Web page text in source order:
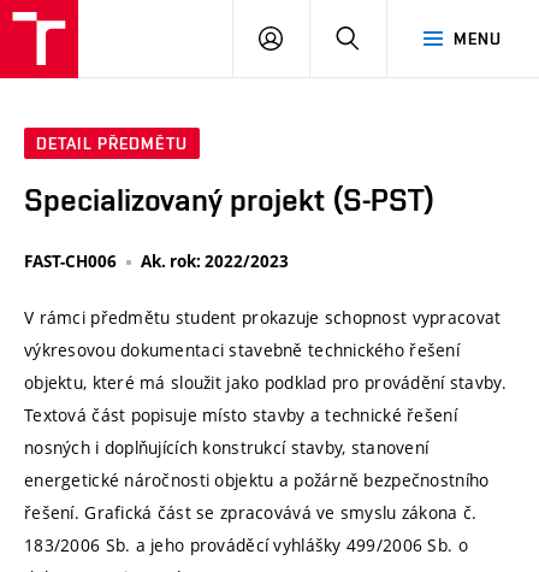
MENU
PŘIHLÁSIT
DETAIL PŘEDMĚTU
Specializovaný projekt (S-PST)
FAST-CH006 Ak. rok: 2022/2023
V rámci předmětu student prokazuje schopnost vypracovat
výkresovou dokumentaci stavebně technického řešení
objektu, které má sloužit jako podklad pro provádění stavby.
Textová část popisuje místo stavby a technické řešení
nosných i doplňujících konstrukcí stavby, stanovení
energetické náročnosti objektu a požárně bezpečnostního
řešení. Grafická část se zpracovává ve smyslu zákona č.
183/2006 Sb. a jeho prováděcí vyhlášky 499/2006 Sb. o